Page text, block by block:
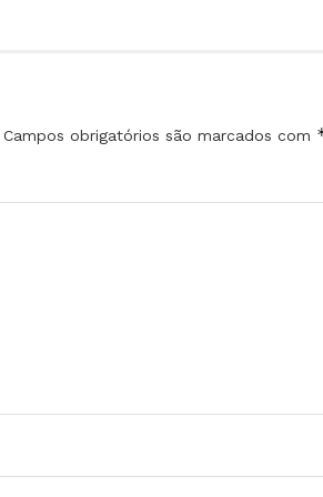
Campos obrigatórios são marcados com